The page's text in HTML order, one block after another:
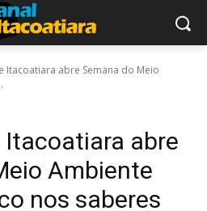
Itacoatiara abre Semana do Meio
Itacoatiara abre
Ambiente
nos saberes